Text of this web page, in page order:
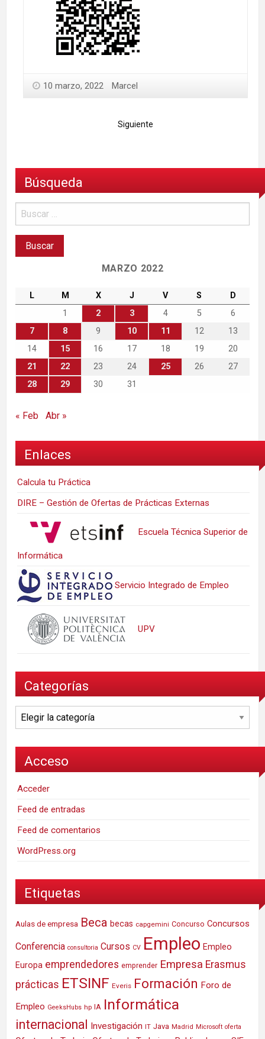
10 marzo, 2022 Marcel
Siguiente
Búsqueda
MARZO 2022
L M X J V S
D
1
2 3 4 5
6
7
8 9 10 11 12
13
14
15 16 17 18 19
20
21
22 23 24 25 26
27
28
29 30 31
« Feb Abr »
Enlaces
Calcula tu Práctica
DIRE – Gestión de Ofertas de Prácticas Externas
Escuela Técnica Superior de
Informática
Servicio Integrado de Empleo
UPV
Categorías
Categorías
Acceso
Acceder
Feed de entradas
Feed de comentarios
WordPress.org
Etiquetas
Aulas de empresa Beca becas capgemini Concurso Concursos
Conferencia consultoria Cursos CV Empleo Empleo
Europa emprendedores emprender Empresa Erasmus
prácticas ETSINF Everis Formación Foro de
Empleo GeeksHubs hp IA Informática
internacional Investigación IT Java Madrid Microsoft oferta